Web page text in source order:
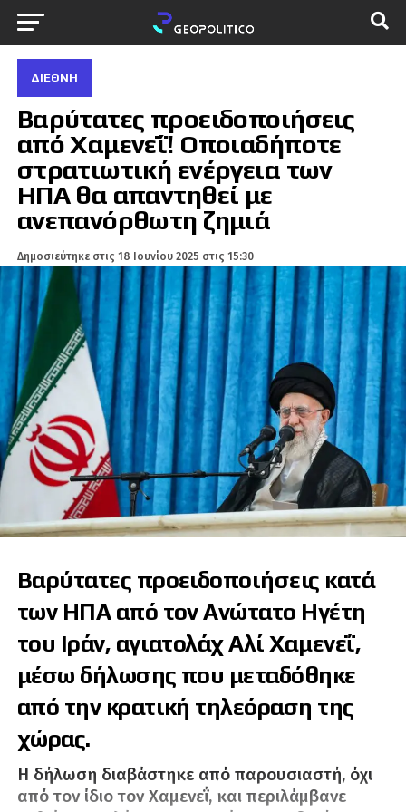
ΔΙΕΘΝΉ
Βαρύτατες προειδοποιήσεις
από Χαμενεΐ! Οποιαδήποτε
στρατιωτική ενέργεια των
ΗΠΑ θα απαντηθεί με
ανεπανόρθωτη ζημιά
Δημοσιεύτηκε στις 18 Ιουνίου 2025 στις 15:30
Βαρύτατες προειδοποιήσεις κατά
των ΗΠΑ από τον Ανώτατο Ηγέτη
του Ιράν, αγιατολάχ Αλί Χαμενεΐ,
μέσω δήλωσης που μεταδόθηκε
από την κρατική τηλεόραση της
χώρας.
Η δήλωση διαβάστηκε από παρουσιαστή, όχι
από τον ίδιο τον Χαμενεΐ, και περιλάμβανε